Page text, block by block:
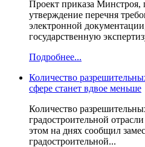
Проект приказа
утверждение перечня
электронной
государственную
Подробнее...
Количество
сфере станет вдвое меньше
Количество
градостроительной
этом на днях сообщил
градостроительной...